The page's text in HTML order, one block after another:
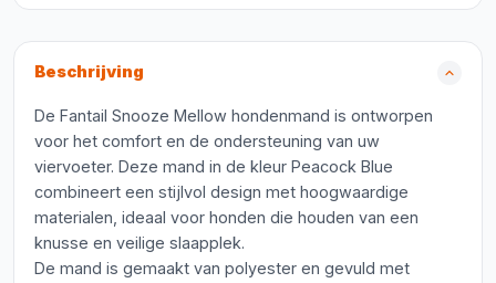
Beschrijving
De Fantail Snooze Mellow hondenmand is ontworpen
voor het comfort en de ondersteuning van uw
viervoeter. Deze mand in de kleur Peacock Blue
combineert een stijlvol design met hoogwaardige
materialen, ideaal voor honden die houden van een
knusse en veilige slaapplek.
De mand is gemaakt van polyester en gevuld met